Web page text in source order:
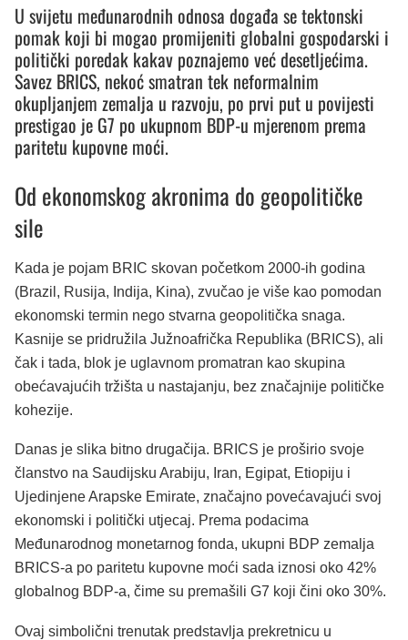
U svijetu međunarodnih odnosa događa se tektonski
pomak koji bi mogao promijeniti globalni gospodarski i
politički poredak kakav poznajemo već desetljećima.
Savez BRICS, nekoć smatran tek neformalnim
okupljanjem zemalja u razvoju, po prvi put u povijesti
prestigao je G7 po ukupnom BDP-u mjerenom prema
paritetu kupovne moći.
Od ekonomskog akronima do geopolitičke
sile
Kada je pojam BRIC skovan početkom 2000-ih godina
(Brazil, Rusija, Indija, Kina), zvučao je više kao pomodan
ekonomski termin nego stvarna geopolitička snaga.
Kasnije se pridružila Južnoafrička Republika (BRICS), ali
čak i tada, blok je uglavnom promatran kao skupina
obećavajućih tržišta u nastajanju, bez značajnije političke
kohezije.
Danas je slika bitno drugačija. BRICS je proširio svoje
članstvo na Saudijsku Arabiju, Iran, Egipat, Etiopiju i
Ujedinjene Arapske Emirate, značajno povećavajući svoj
ekonomski i politički utjecaj. Prema podacima
Međunarodnog monetarnog fonda, ukupni BDP zemalja
BRICS-a po paritetu kupovne moći sada iznosi oko 42%
globalnog BDP-a, čime su premašili G7 koji čini oko 30%.
Ovaj simbolični trenutak predstavlja prekretnicu u